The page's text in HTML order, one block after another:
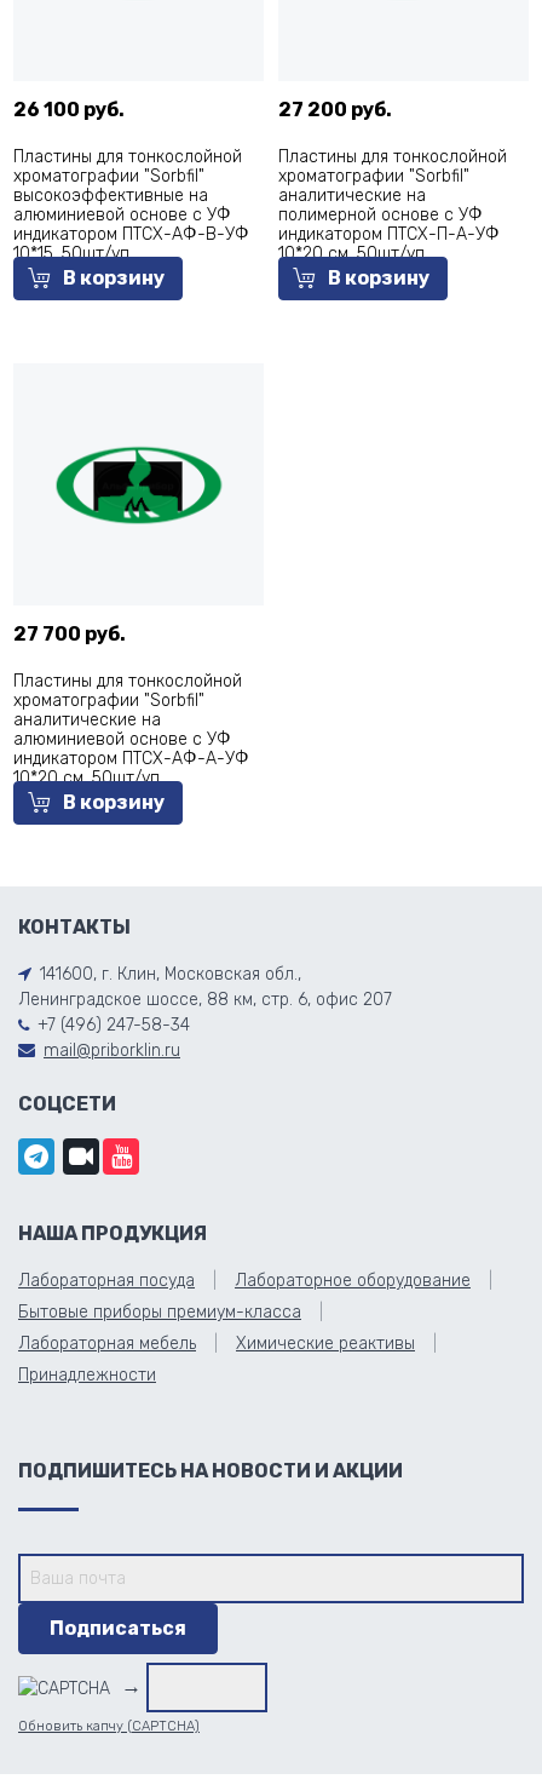
26 100 руб.
Пластины для тонкослойной
хроматографии "Sorbfil"
высокоэффективные на
алюминиевой основе с УФ
индикатором ПТСХ-АФ-В-УФ
10*15, 50шт/уп
В корзину
27 200 руб.
Пластины для тонкослойной
хроматографии "Sorbfil"
аналитические на
полимерной основе с УФ
индикатором ПТСХ-П-А-УФ
10*20 см, 50шт/уп
В корзину
27 700 руб.
Пластины для тонкослойной
хроматографии "Sorbfil"
аналитические на
алюминиевой основе с УФ
индикатором ПТСХ-АФ-А-УФ
10*20 см, 50шт/уп
В корзину
КОНТАКТЫ
141600, г. Клин, Московская обл.,
Ленинградское шоссе, 88 км, стр. 6, офис 207
+7 (496) 247-58-34
mail@priborklin.ru
СОЦСЕТИ
НАША ПРОДУКЦИЯ
Лабораторная посуда
Лабораторное оборудование
Бытовые приборы премиум-класса
Лабораторная мебель
Химические реактивы
Принадлежности
ПОДПИШИТЕСЬ НА НОВОСТИ И АКЦИИ
→
Обновить капчу (CAPTCHA)